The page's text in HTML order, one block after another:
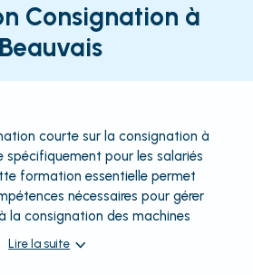
Consignation à
Beauvais
courte sur la consignation à
spécifiquement pour les salariés
formation essentielle permet
nécessaires pour gérer
la consignation des machines
Lire la suite